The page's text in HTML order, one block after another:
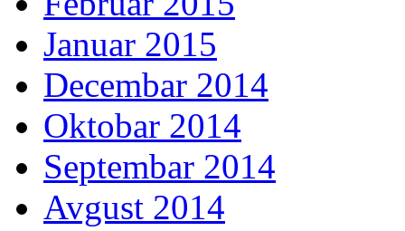
Januar 2015
Decembar 2014
Oktobar 2014
Septembar 2014
Avgust 2014